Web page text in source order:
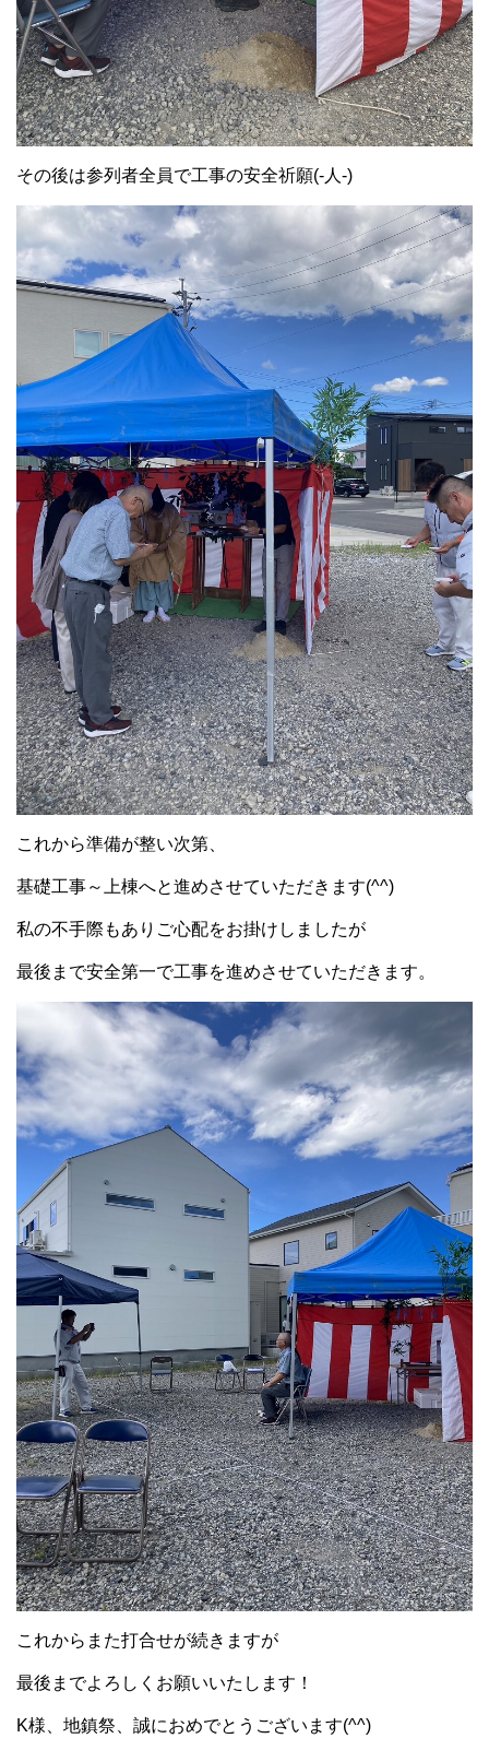
その後は参列者全員で工事の安全祈願(-人-)
これから準備が整い次第、
基礎工事～上棟へと進めさせていただきます(^^)
私の不手際もありご心配をお掛けしましたが
最後まで安全第一で工事を進めさせていただきます。
これからまた打合せが続きますが
最後までよろしくお願いいたします！
K様、地鎮祭、誠におめでとうございます(^^)